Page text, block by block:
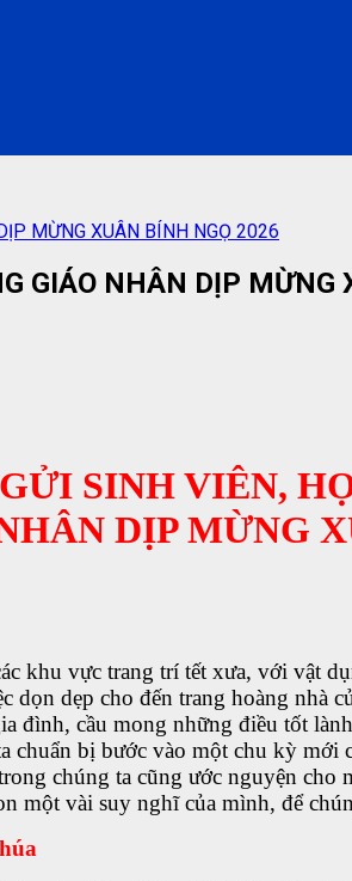
MỪNG XUÂN BÍNH NGỌ 2026
GIÁO NHÂN DỊP MỪNG
SINH VIÊN,
DỊP MỪNG
khu vực trang trí tết xưa, với vật
dọn dẹp cho đến trang hoàng
đình, cầu mong những điều tốt
chuẩn bị bước vào một chu kỳ
chúng ta cũng ước nguyện
một vài suy nghĩ của mình, để